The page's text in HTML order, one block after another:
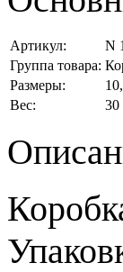
Артикул:
N
Группа товара:
Размеры:
Вес:
30